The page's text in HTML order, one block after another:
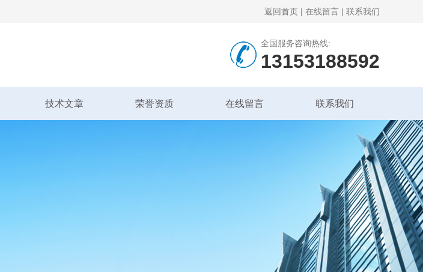
返回首页 | 在线留言 | 联系我们
全国服务咨询热线:
13153188592
技术文章 荣誉资质 在线留言 联系我们